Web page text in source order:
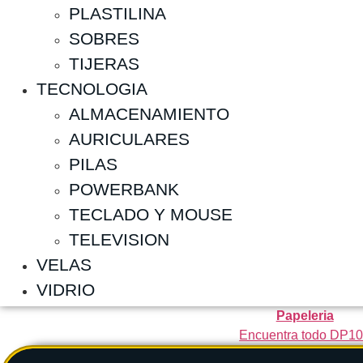
PLASTILINA
SOBRES
TIJERAS
TECNOLOGIA
ALMACENAMIENTO
AURICULARES
PILAS
POWERBANK
TECLADO Y MOUSE
TELEVISION
VELAS
VIDRIO
Papeleria
Encuentra todo